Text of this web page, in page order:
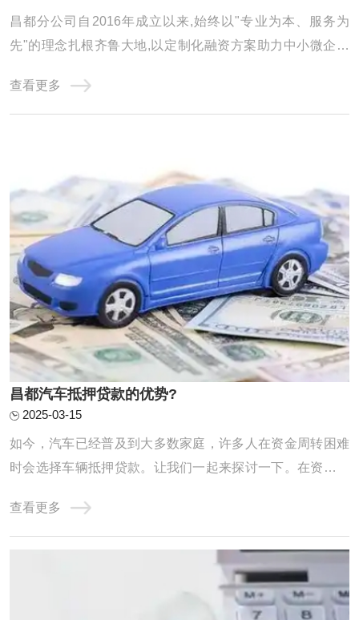
昌都分公司自2016年成立以来,始终以"专业为本、服务为
先"的理念扎根齐鲁大地,以定制化融资方案助力中小微企业
得到显著增长,在亮眼数据的背后,是团队对服务品质的极致追
求和对客户需求的深刻洞察。 选择可靠的汽车抵押贷款公司
查看更多
昌都汽车抵押贷款的优势?
2025-03-15
如今，汽车已经普及到大多数家庭，许多人在资金周转困难
时会选择车辆抵押贷款。让我们一起来探讨一下。在资金周
有车的朋友来说，车辆抵押贷款可能是一个不错的选择。但
你是否真正了解这种贷款方式的优缺点？什么情况下才适合
选择车辆抵押贷款呢？ 【额度高】：根据信 ...
查看更多